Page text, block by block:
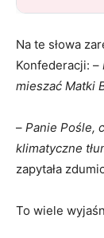
Na te słowa
Konfederacji: –
mieszać Matki
– Panie Pośle,
klimatyczne
zapytała
To wiele